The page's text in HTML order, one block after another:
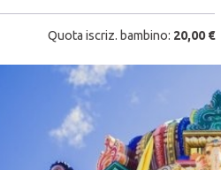
Quota iscriz. bambino: 20,00 €